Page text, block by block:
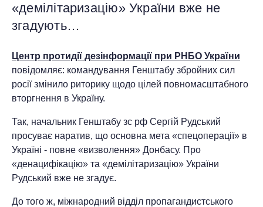
«демілітаризацію» України вже не
згадують…
Центр протидії дезінформації при РНБО України
повідомляє: командування Генштабу збройних сил
росії змінило риторику щодо цілей повномасштабного
вторгнення в Україну.
Так, начальник Генштабу зс рф Сергій Рудський
просуває наратив, що основна мета «спецоперації» в
Україні - повне «визволення» Донбасу. Про
«денацифікацію» та «демілітаризацію» України
Рудський вже не згадує.
До того ж, міжнародний відділ пропагандистського